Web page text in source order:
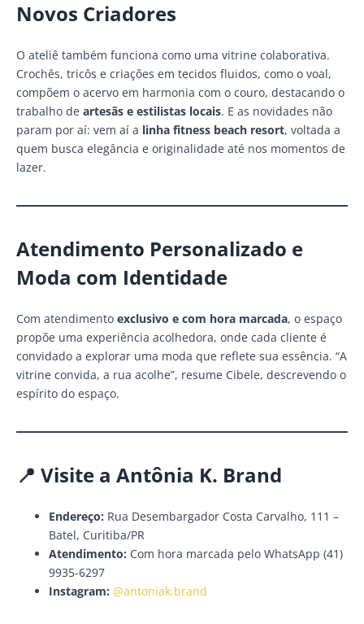
Novos Criadores
O ateliê também funciona como uma vitrine colaborativa.
Crochês, tricôs e criações em tecidos fluidos, como o voal,
compõem o acervo em harmonia com o couro, destacando o
trabalho de artesãs e estilistas locais. E as novidades não
param por aí: vem aí a linha fitness beach resort, voltada a
quem busca elegância e originalidade até nos momentos de
lazer.
Atendimento Personalizado e
Moda com Identidade
Com atendimento exclusivo e com hora marcada, o espaço
propõe uma experiência acolhedora, onde cada cliente é
convidado a explorar uma moda que reflete sua essência. “A
vitrine convida, a rua acolhe”, resume Cibele, descrevendo o
espírito do espaço.
📍 Visite a Antônia K. Brand
Endereço: Rua Desembargador Costa Carvalho, 111 –
Batel, Curitiba/PR
Atendimento: Com hora marcada pelo WhatsApp (41)
9935-6297
Instagram: @antoniak.brand